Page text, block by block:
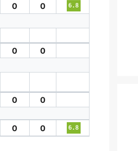
0 0 6.8
0 0
0 0
0 0 6.8